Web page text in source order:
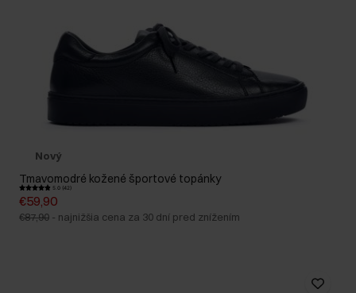
Nový
Tmavomodré kožené športové topánky
5.0 (42)
€59,90
€87,90 - najnižšia cena za 30 dní pred znížením